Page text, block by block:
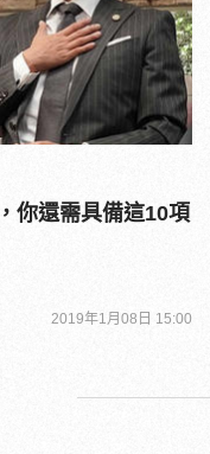
你還需具備這10項
2019年1月08日 15:00